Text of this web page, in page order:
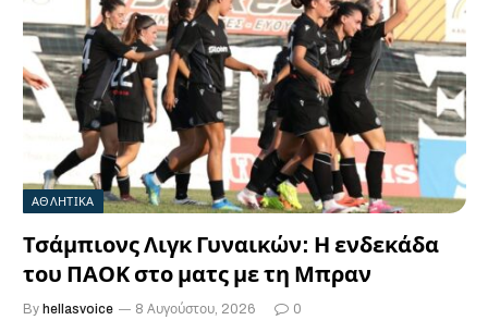
ΑΘΛΗΤΙΚΑ
Τσάμπιονς Λιγκ Γυναικών: Η ενδεκάδα
του ΠΑΟΚ στο ματς με τη Μπραν
By hellasvoice 8 Αυγούστου, 2026 0